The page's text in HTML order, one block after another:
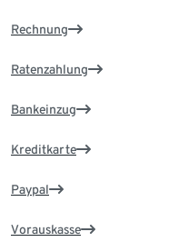
Rechnung
Ratenzahlung
Bankeinzug
Kreditkarte
Paypal
Vorauskasse